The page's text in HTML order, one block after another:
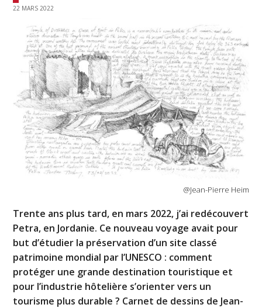
22 MARS 2022
@Jean-Pierre Heim
Trente ans plus tard, en mars 2022, j’ai redécouvert
Petra, en Jordanie. Ce nouveau voyage avait pour
but d’étudier la préservation d’un site classé
patrimoine mondial par l’UNESCO : comment
protéger une grande destination touristique et
pour l’industrie hôtelière s’orienter vers un
tourisme plus durable ? Carnet de dessins de Jean-